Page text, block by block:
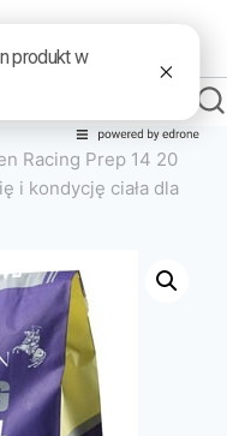
Racing Prep 14 20
i kondycję ciała dla